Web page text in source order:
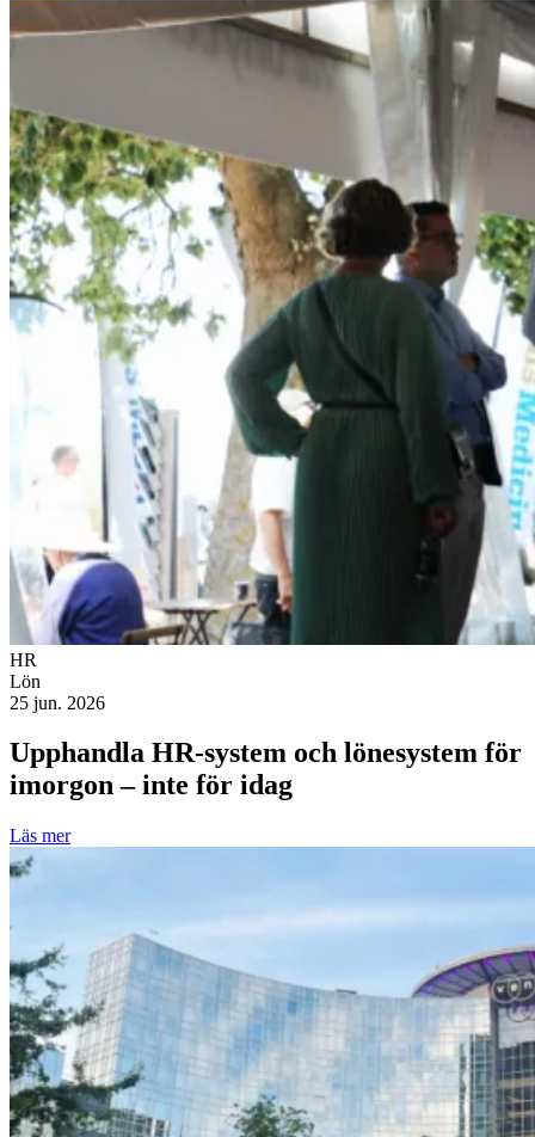
HR
Lön
25 jun. 2026
Upphandla HR-system och lönesystem för
imorgon – inte för idag
Läs mer